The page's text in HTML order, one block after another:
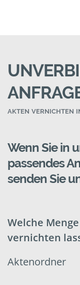
AKTEN VERNICHTEN
Wenn Sie in
passendes
senden Sie
Welche
vernichten
Aktenordner